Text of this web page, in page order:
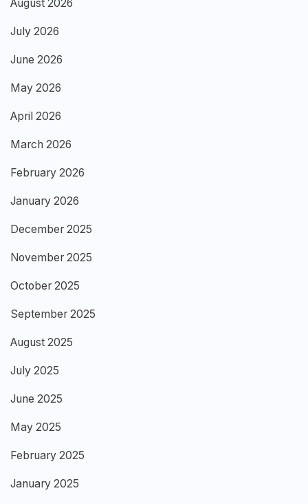
August 2026
July 2026
June 2026
May 2026
April 2026
March 2026
February 2026
January 2026
December 2025
November 2025
October 2025
September 2025
August 2025
July 2025
June 2025
May 2025
February 2025
January 2025